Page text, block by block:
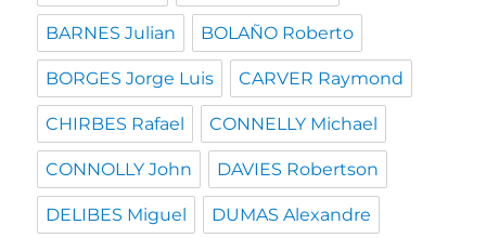
BARNES Julian BOLAÑO Roberto
BORGES Jorge Luis CARVER Raymond
CHIRBES Rafael CONNELLY Michael
CONNOLLY John DAVIES Robertson
DELIBES Miguel DUMAS Alexandre